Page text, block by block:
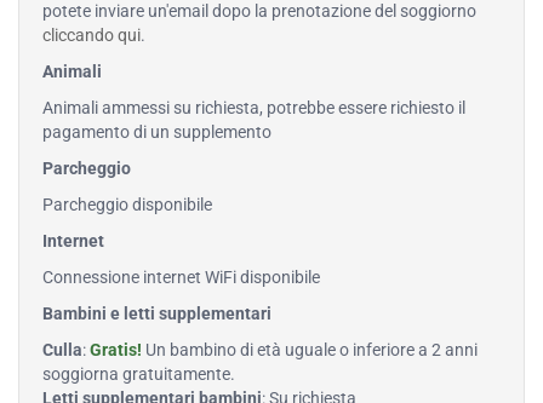
potete inviare un'email dopo la prenotazione del soggiorno
cliccando qui.
Animali
Animali ammessi su richiesta, potrebbe essere richiesto il
pagamento di un supplemento
Parcheggio
Parcheggio disponibile
Internet
Connessione internet WiFi disponibile
Bambini e letti supplementari
Culla:Gratis! Un bambino di età uguale o inferiore a 2 anni
soggiorna gratuitamente.
Letti supplementari bambini: Su richiesta